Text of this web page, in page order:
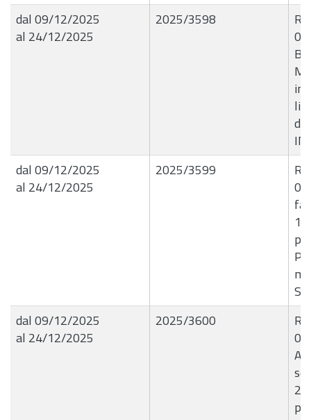
dal 09/12/2025
al 24/12/2025
2025/3598
dal 09/12/2025
al 24/12/2025
2025/3599
dal 09/12/2025
al 24/12/2025
2025/3600